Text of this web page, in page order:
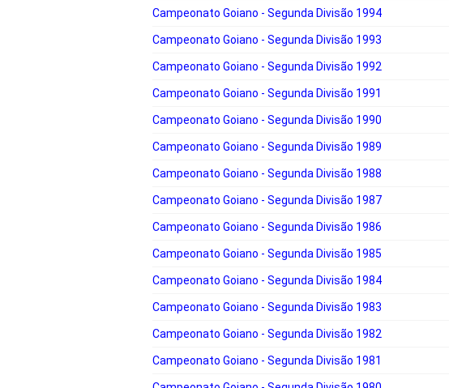
Campeonato Goiano - Segunda Divisão 1994
Campeonato Goiano - Segunda Divisão 1993
Campeonato Goiano - Segunda Divisão 1992
Campeonato Goiano - Segunda Divisão 1991
Campeonato Goiano - Segunda Divisão 1990
Campeonato Goiano - Segunda Divisão 1989
Campeonato Goiano - Segunda Divisão 1988
Campeonato Goiano - Segunda Divisão 1987
Campeonato Goiano - Segunda Divisão 1986
Campeonato Goiano - Segunda Divisão 1985
Campeonato Goiano - Segunda Divisão 1984
Campeonato Goiano - Segunda Divisão 1983
Campeonato Goiano - Segunda Divisão 1982
Campeonato Goiano - Segunda Divisão 1981